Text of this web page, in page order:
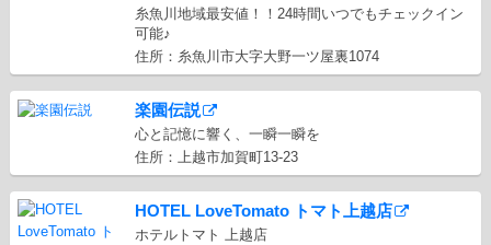
糸魚川地域最安値！！24時間いつでもチェックイン
可能♪
住所：糸魚川市大字大野一ツ屋裏1074
楽園伝説
心と記憶に響く、一瞬一瞬を
住所：上越市加賀町13-23
HOTEL LoveTomato トマト上越店
ホテルトマト 上越店